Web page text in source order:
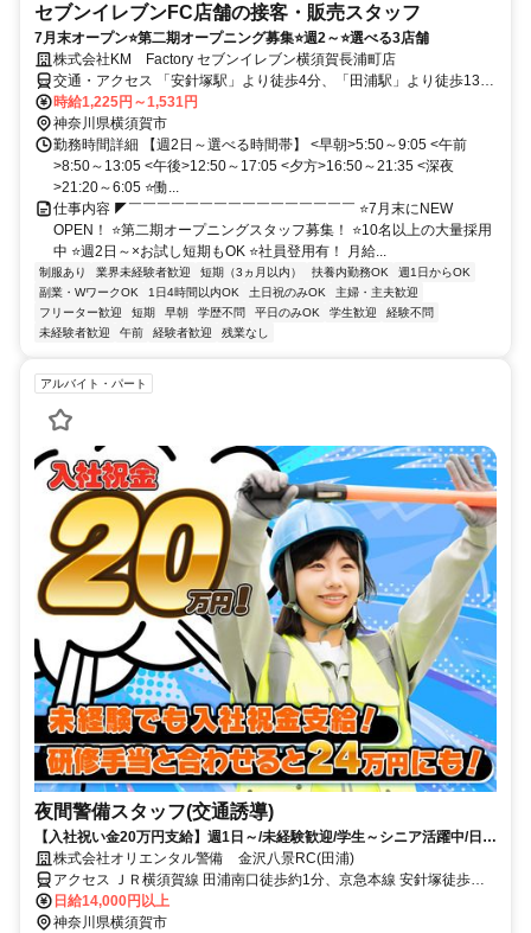
セブンイレブンFC店舗の接客・販売スタッフ
7月末オープン⭐第二期オープニング募集⭐週2～⭐選べる3店舗
株式会社KM Factory セブンイレブン横須賀長浦町店
交通・アクセス 「安針塚駅」より徒歩4分、「田浦駅」より徒歩13
分、バス6分
時給1,225円～1,531円
神奈川県横須賀市
勤務時間詳細 【週2日～選べる時間帯】 <早朝>5:50～9:05 <午前
>8:50～13:05 <午後>12:50～17:05 <夕方>16:50～21:35 <深夜
>21:20～6:05 ⭐働...
仕事内容 ◤￣￣￣￣￣￣￣￣￣￣￣￣￣￣￣￣ ⭐7月末にNEW
OPEN！ ⭐第二期オープニングスタッフ募集！ ⭐10名以上の大量採用
中 ⭐週2日～×お試し短期もOK ⭐社員登用有！ 月給...
制服あり 業界未経験者歓迎 短期（3ヵ月以内） 扶養内勤務OK
週1日からOK
副業・WワークOK
1日4時間以内OK 土日祝のみOK
主婦・主夫歓迎
フリーター歓迎
短期 早朝 学歴不問 平日のみOK 学生歓迎
経験不問
未経験者歓迎
午前 経験者歓迎 残業なし
アルバイト・パート
夜間警備スタッフ(交通誘導)
【入社祝い金20万円支給】週1日～/未経験歓迎/学生～シニア活躍中/日払
い・週払いOK/履歴書不要！
株式会社オリエンタル警備 金沢八景RC(田浦)
アクセス ＪＲ横須賀線 田浦南口徒歩約1分、京急本線 安針塚徒歩約
15分、京急本線 京急田浦徒歩約22分 (面接地/金沢八景リクルートセ
ンター)神奈川県横浜市金沢区瀬戸１７－２ ２０２号
日給14,000円以上
神奈川県横須賀市